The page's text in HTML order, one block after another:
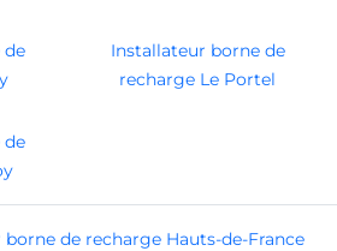
Installateur borne de
recharge Le Portel
de recharge Hauts-de-France